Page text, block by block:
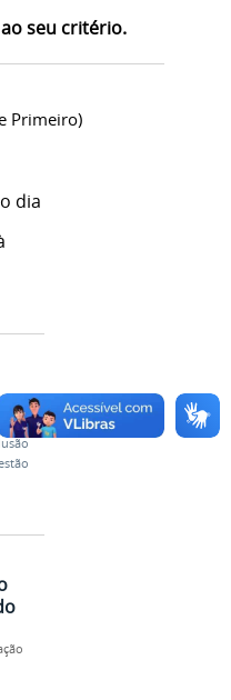
seu critério.
Primeiro)
dia